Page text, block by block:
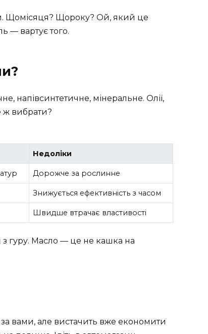
Щомісяця? Щороку? Ой, який це
— вартує того.
напівсинтетичне, мінеральне. Олії,
вибрати?
Недоліки
Дорожче за рослинне
Знижується ефективність з часом
Швидше втрачає властивості
з гуру. Масло — це не кашка на
вами, але вистачить вже економити